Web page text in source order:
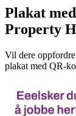
Plakat
Property
Vil dere
plakat med QR-